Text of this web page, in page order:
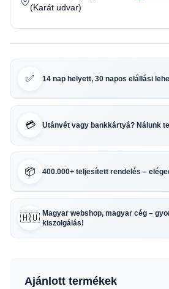
(Karát udvar)
✅ 14 nap helyett, 30 napos elállási
💳 Utánvét vagy bankkártyá? Nálunk
📦 400.000+ teljesített rendelés –
🇭🇺 Magyar webshop, magyar cég –
kiszolgálás!
Ajánlott termékek